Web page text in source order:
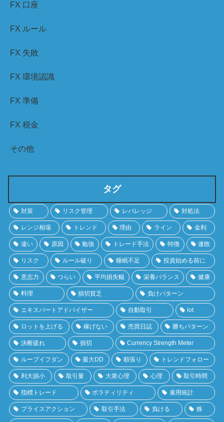
FX 口座
FX ルール
FX 失敗
FX 環境認識
FX 準備
FX 税金
その他
タグ
対策 リスク管理 レバレッジ 対処法
レンジ相場 トレンド 理由 ライン 金利
違い 原因 勉強 トレード手法 特徴 連敗
リスク ルール破り 睡眠不足 投資始める前に
意志力 つらい 平均損失幅 栄養バランス 健康
料理 損切貧乏 負けパターン
エキスパートアドバイザー 自動取引 lot
ロットを上げる 稼げない 売買日誌 勝ちパターン
決断疲れ 損切 Currency Strength Meter
ループイフダン 最大DD 順張り トレンドフォロー
利大損小 取引量 大衆心理 心理 取引時間
指標トレード ボラティリティ 雇用統計
プライスアクション 取引手法 負ける 株